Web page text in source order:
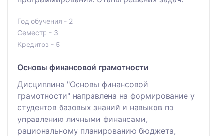
Год обучения - 2
Семестр - 3
Кредитов - 5
Основы финансовой грамотности
Дисциплина "Основы финансовой
грамотности" направлена на формирование у
студентов базовых знаний и навыков по
управлению личными финансами,
рациональному планированию бюджета,